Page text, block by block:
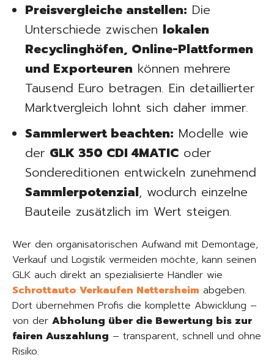
Preisvergleiche anstellen: Die
Unterschiede zwischen lokalen
Recyclinghöfen, Online-Plattformen
und Exporteuren können mehrere
Tausend Euro betragen. Ein detaillierter
Marktvergleich lohnt sich daher immer.
Sammlerwert beachten: Modelle wie
der GLK 350 CDI 4MATIC oder
Sondereditionen entwickeln zunehmend
Sammlerpotenzial, wodurch einzelne
Bauteile zusätzlich im Wert steigen.
Wer den organisatorischen Aufwand mit Demontage,
Verkauf und Logistik vermeiden möchte, kann seinen
GLK auch direkt an spezialisierte Händler wie
Schrottauto Verkaufen Nettersheim abgeben.
Dort übernehmen Profis die komplette Abwicklung –
von der Abholung über die Bewertung bis zur
fairen Auszahlung – transparent, schnell und ohne
Risiko.